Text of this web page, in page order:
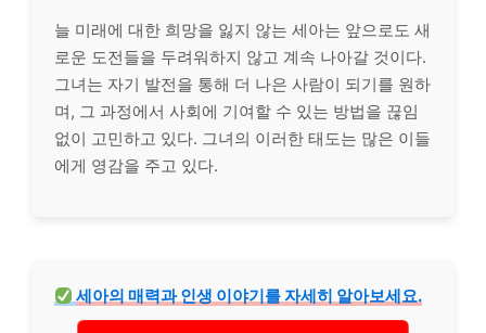
늘 미래에 대한 희망을 잃지 않는 세아는 앞으로도 새
로운 도전들을 두려워하지 않고 계속 나아갈 것이다.
그녀는 자기 발전을 통해 더 나은 사람이 되기를 원하
며, 그 과정에서 사회에 기여할 수 있는 방법을 끊임
없이 고민하고 있다. 그녀의 이러한 태도는 많은 이들
에게 영감을 주고 있다.
세아의 매력과 인생 이야기를 자세히 알아보세요.